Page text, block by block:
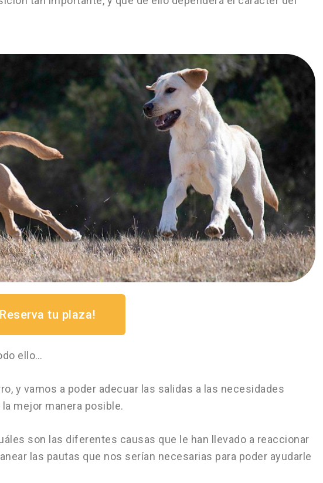
tu plaza!
ello…
y vamos a poder adecuar las salidas a las necesidades
mejor manera posible.
son las diferentes causas que le han llevado a reaccionar
las pautas que nos serían necesarias para poder ayudarle